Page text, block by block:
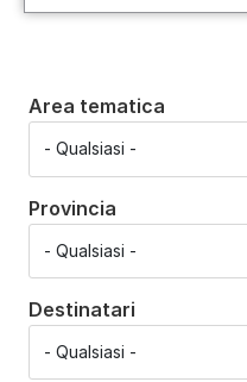
Area tematica
Provincia
Destinatari